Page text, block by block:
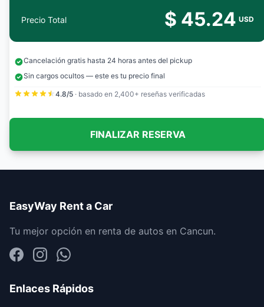
Precio Total $ 45.24 USD
Cancelación gratis hasta 24 horas antes del pickup
Sin cargos ocultos — este es tu precio final
4.8/5 · basado en 2,400+ reseñas verificadas
FINALIZAR RESERVA
EasyWay Rent a Car
Tu mejor opción en renta de autos en Cancun.
Enlaces Rápidos